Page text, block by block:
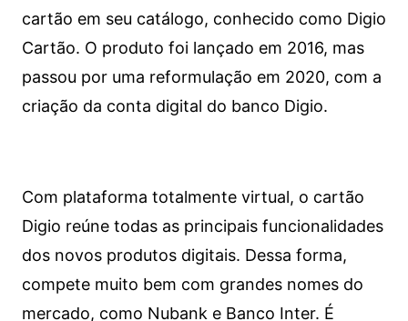
cartão em seu catálogo, conhecido como Digio
Cartão. O produto foi lançado em 2016, mas
passou por uma reformulação em 2020, com a
criação da conta digital do banco Digio.
Com plataforma totalmente virtual, o cartão
Digio reúne todas as principais funcionalidades
dos novos produtos digitais. Dessa forma,
compete muito bem com grandes nomes do
mercado, como Nubank e Banco Inter. É